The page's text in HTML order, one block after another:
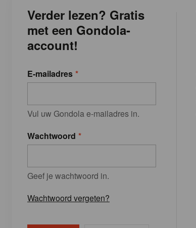
Verder lezen? Gratis
met een Gondola-
account!
E-mailadres
Vul uw Gondola e-mailadres in.
Wachtwoord
Geef je wachtwoord in.
Wachtwoord vergeten?